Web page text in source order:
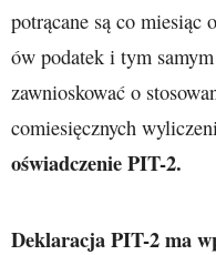
potrącane są co
ów podatek i tym
zawnioskować o
comiesięcznych
oświadczenie PIT-2.
Deklaracja PIT-2 ma